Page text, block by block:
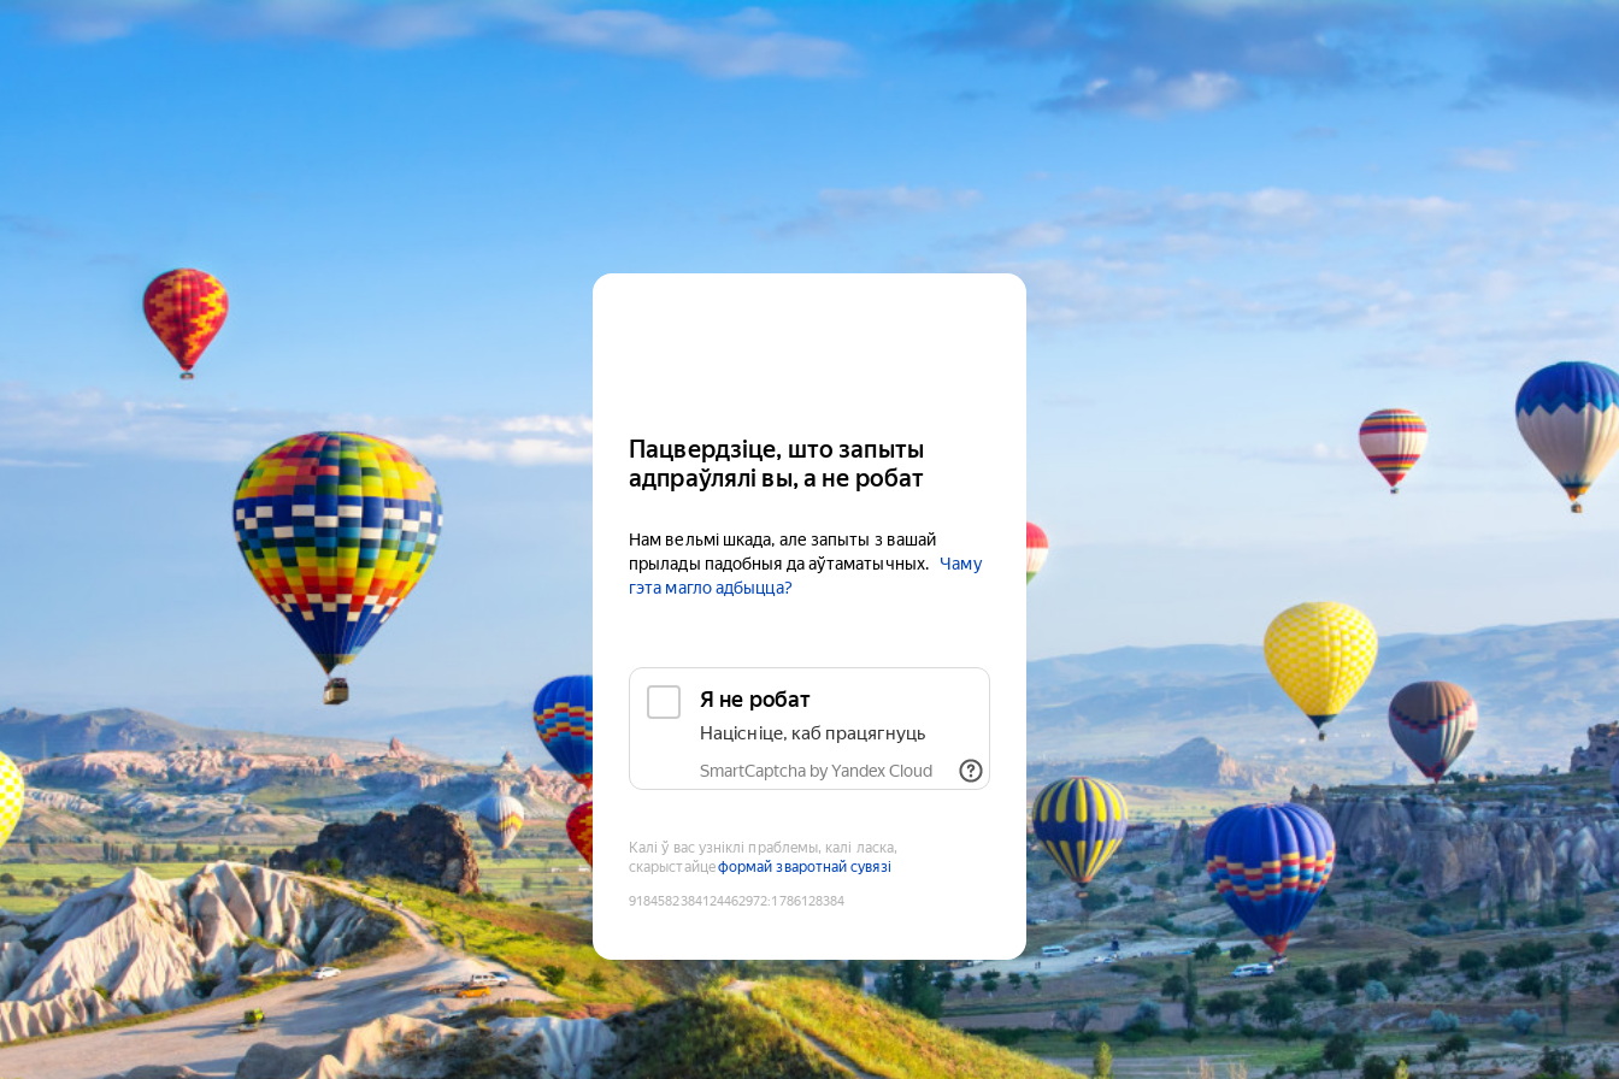
Пацвердзіце, што запыты
адпраўлялі вы, а не робат
Нам вельмі шкада, але запыты з вашай
прылады падобныя да аўтаматычных.
Чаму
гэта магло адбыцца?
Я не робат
Націсніце, каб працягнуць
SmartCaptcha by Yandex Cloud
Калі ў вас узніклі праблемы, калі ласка,
скарыстайцеформай зваротнай сувязі
9184582384124462972:1786128384